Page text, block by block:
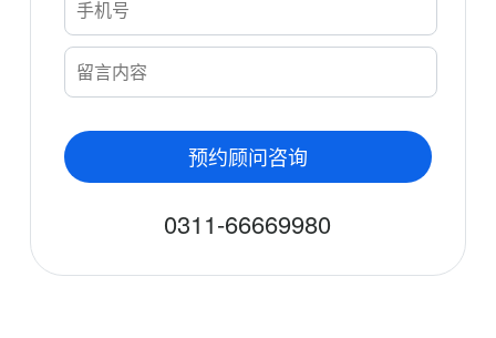
预约顾问咨询
0311-66669980